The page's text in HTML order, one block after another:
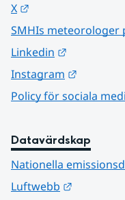
X
SMHIs meteorologer
Linkedin
Instagram
Policy för sociala
Datavärdskap
Nationella
Luftwebb